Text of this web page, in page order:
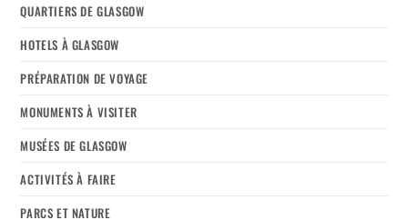
QUARTIERS DE GLASGOW
HOTELS À GLASGOW
PRÉPARATION DE VOYAGE
MONUMENTS À VISITER
MUSÉES DE GLASGOW
ACTIVITÉS À FAIRE
PARCS ET NATURE